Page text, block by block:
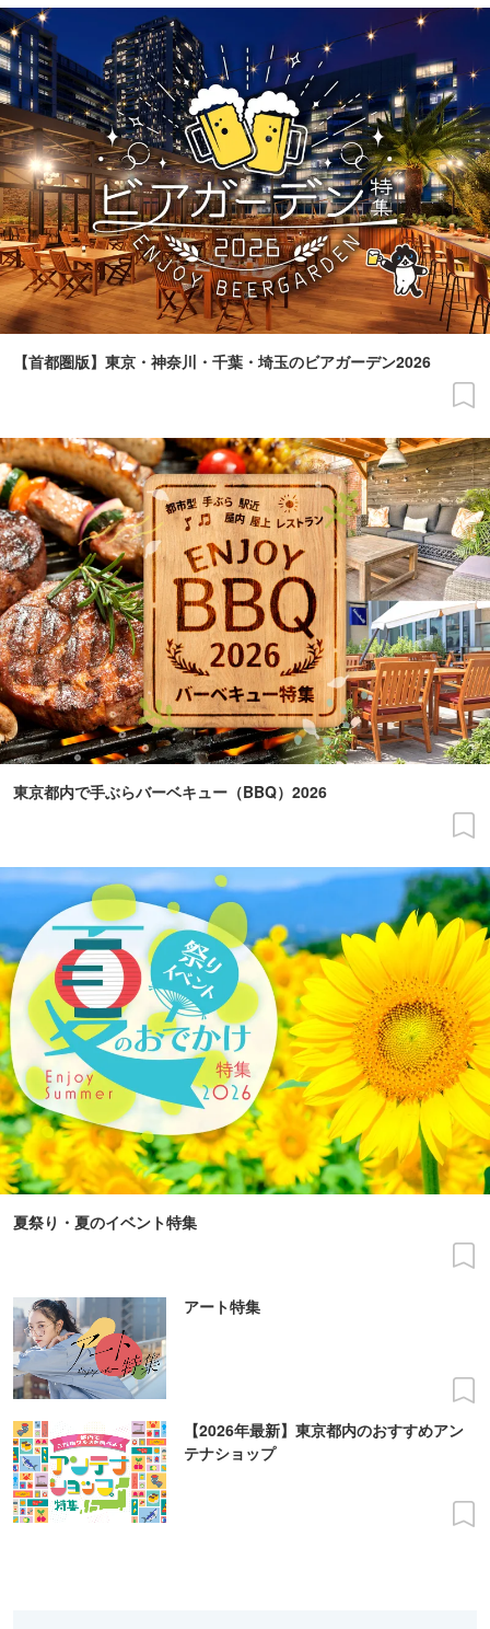
【首都圏版】東京・神奈川・千葉・埼玉のビアガーデン2026
東京都内で手ぶらバーベキュー（BBQ）2026
夏祭り・夏のイベント特集
アート特集
【2026年最新】東京都内のおすすめアン
テナショップ